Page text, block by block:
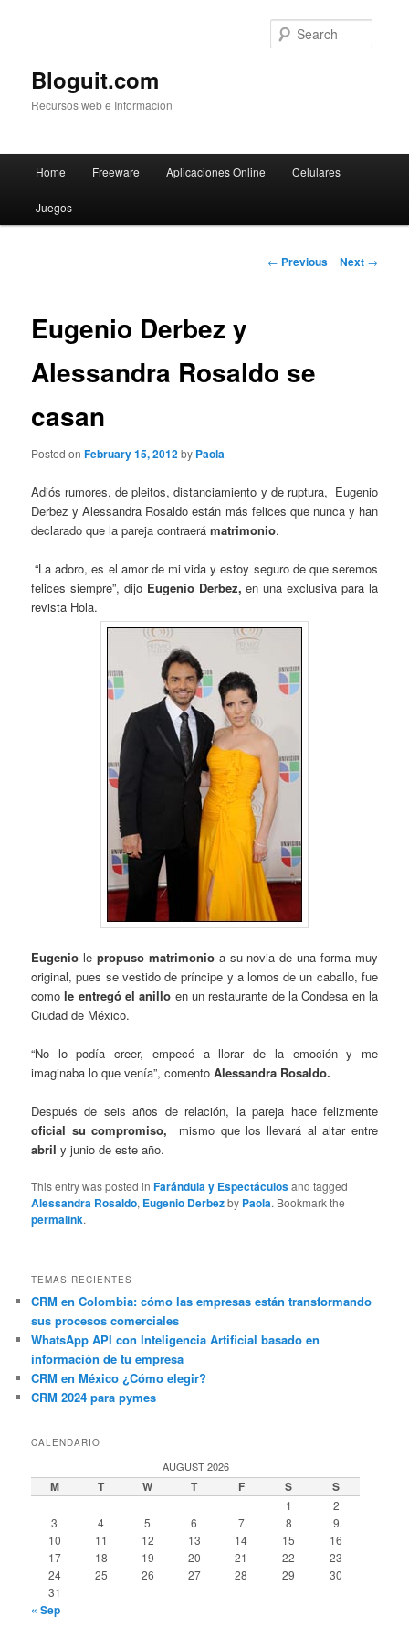
Bloguit.com
Recursos web e Información
Skip
to
Home Freeware Aplicaciones Online Celulares
Juegos
Post
← Previous Next →
Eugenio Derbez y
Alessandra Rosaldo se
casan
Posted onFebruary 15, 2012by Paola
Adiós rumores, de pleitos, distanciamiento y de ruptura, Eugenio
Derbez y Alessandra Rosaldo están más felices que nunca y han
declarado que la pareja contraerámatrimonio.
“La adoro, es el amor de mi vida y estoy seguro de que seremos
felices siempre”, dijo Eugenio Derbez, en una exclusiva para la
revista Hola.
Eugenio le propuso matrimonioa su novia de una forma muy
original, pues se vestido de príncipe y a lomos de un caballo, fue
comole entregó el anillo en un restaurante de la Condesa en la
Ciudad de México.
“No lo podía creer, empecé a llorar de la emoción y me
imaginaba lo que venía”, comentoAlessandra Rosaldo.
Después de seis años de relación, la pareja hace felizmente
oficial su compromiso, mismo que los llevará al altar entre
abrily junio de este año.
This entry was posted inFarándula y Espectáculosand tagged
Alessandra Rosaldo, Eugenio Derbezby Paola. Bookmark the
permalink.
TEMAS RECIENTES
CRM en Colombia: cómo las empresas están transformando
sus procesos comerciales
WhatsApp API con Inteligencia Artificial basado en
información de tu empresa
CRM en México ¿Cómo elegir?
CRM 2024 para pymes
CALENDARIO
AUGUST 2026
M T W T F S S
1
2
3
4 5 6 7 8
9
10
11 12 13 14 15
16
17
18 19 20 21 22
23
24
25 26 27 28 29
30
31
« Sep